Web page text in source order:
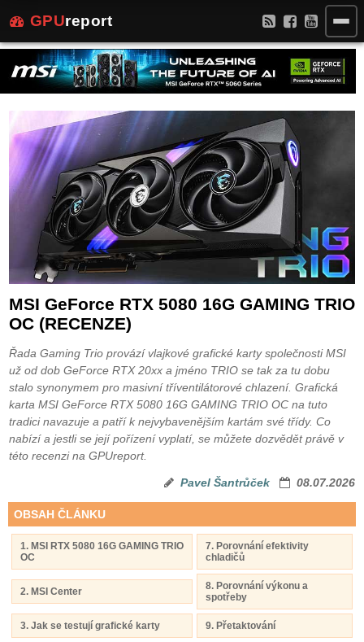
GPUreport
MSI GeForce RTX 5080 16G GAMING TRIO
OC (RECENZE)
Řada Gaming Trio provází vlajkové grafické karty společnosti MSI
už od dob GeForce RTX 20xx a jméno TRIO se tak za tu dobu
stalo synonymem pro masivní tříventilátorové chlazení. Grafická
karta MSI GeForce RTX 5080 16G GAMING TRIO OC na tuto
tradici navazuje a patří k nejvybavenějším kartám své třídy. Co
nabízí a jestli se její pořízení vyplatí, se můžete dozvědět právě v
této recenzi na GPUreport.
Pavel Šantrůček 08.07.2026
OBSAH ČLÁNKU
1. MSI RTX 5080 16G GAMING TRIO
OC
7. Porovnání efektivity
chladičů
2. MSI Center
8. Porovnání výkonu a
spotřeby
3. Jak se testují grafické karty 9. Přetaktování